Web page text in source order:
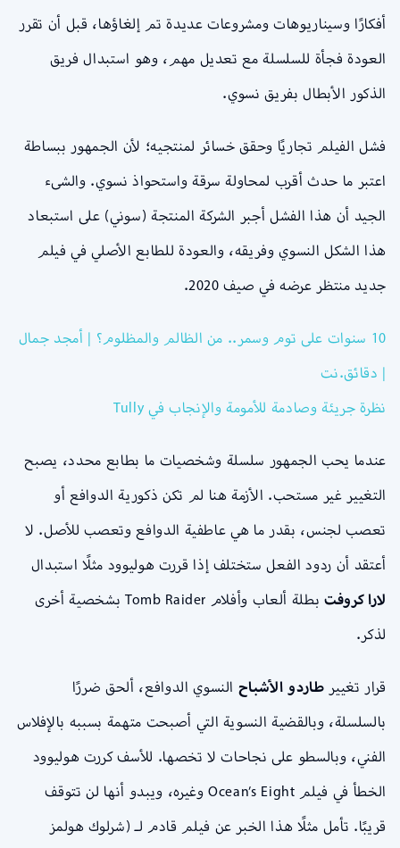
أفكارًا وسيناريوهات ومشروعات عديدة تم إلغاؤها، قبل أن تقرر
العودة فجأة للسلسلة مع تعديل مهم، وهو استبدال فريق
الذكور الأبطال بفريق نسوي.
فشل الفيلم تجاريًا وحقق خسائر لمنتجيه؛ لأن الجمهور ببساطة
اعتبر ما حدث أقرب لمحاولة سرقة واستحواذ نسوي. والشىء
الجيد أن هذا الفشل أجبر الشركة المنتجة (سوني) على استبعاد
هذا الشكل النسوي وفريقه، والعودة للطابع الأصلي في فيلم
جديد منتظر عرضه في صيف 2020.
10 سنوات على توم وسمر.. من الظالم والمظلوم؟ | أمجد جمال
| دقائق.نت
نظرة جريئة وصادمة للأمومة والإنجاب في Tully
عندما يحب الجمهور سلسلة وشخصيات ما بطابع محدد، يصبح
التغيير غير مستحب. الأزمة هنا لم تكن ذكورية الدوافع أو
تعصب لجنس، بقدر ما هي عاطفية الدوافع وتعصب للأصل. لا
أعتقد أن ردود الفعل ستختلف إذا قررت هوليوود مثلًا استبدال
لارا كروفت
بطلة ألعاب وأفلام Tomb Raider بشخصية أخرى
لذكر.
قرار تغيير طاردو الأشباح النسوي الدوافع، ألحق ضررًا
بالسلسلة، وبالقضية النسوية التي أصبحت متهمة بسببه بالإفلاس
الفني، وبالسطو على نجاحات لا تخصها. للأسف كررت هوليوود
الخطأ في فيلم Ocean’s Eight وغيره، ويبدو أنها لن تتوقف
قريبًا. تأمل مثلًا هذا الخبر عن فيلم قادم لـ (شرلوك هولمز